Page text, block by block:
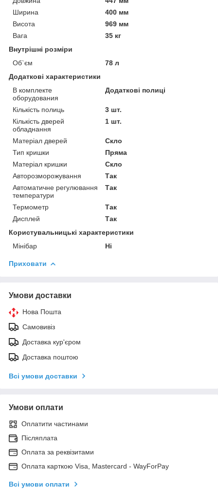
Ширина
400 мм
Висота
969 мм
Вага
35 кг
Внутрішні розміри
Об`єм
78 л
Додаткові характеристики
В комплекте
оборудования
Додаткові полиці
Кількість полиць
3 шт.
Кількість дверей
обладнання
1 шт.
Матеріал дверей
Скло
Тип кришки
Пряма
Матеріал кришки
Скло
Авторозморожування
Так
Автоматичне регулювання
температури
Так
Термометр
Так
Дисплей
Так
Користувальницькі характеристики
Мінібар
Ні
Приховати
Умови доставки
Нова Пошта
Самовивіз
Доставка кур'єром
Доставка поштою
Всі умови доставки
Умови оплати
Оплатити частинами
Післяплата
Оплата за реквізитами
Оплата карткою Visa, Mastercard - WayForPay
Всі умови оплати